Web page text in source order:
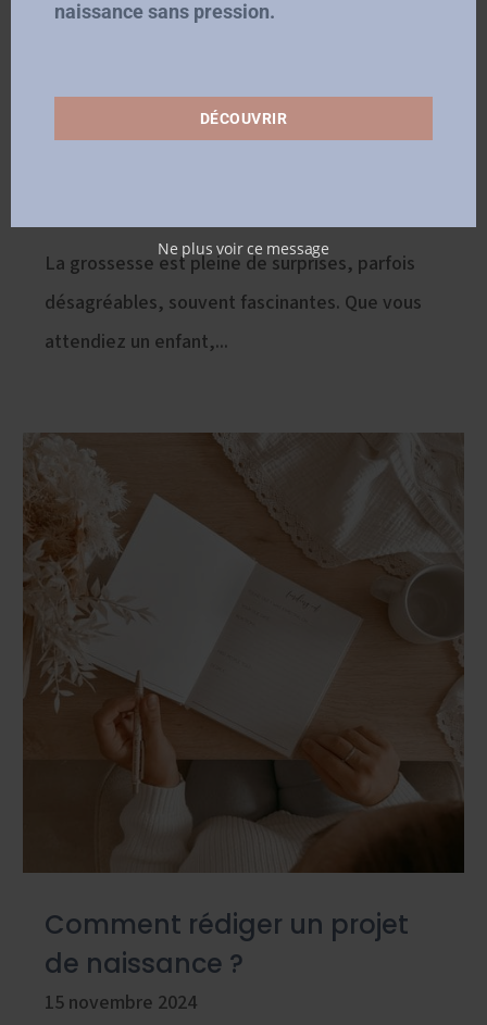
10 choses étonnantes qu’on
ne connaît pas sur la
La grossesse est pleine de surprises, parfois
désagréables, souvent fascinantes. Que vous
attendiez un enfant,...
Comment rédiger un projet
de naissance ?
15 novembre 2024
naissance sans pression.
DÉCOUVRIR
Ne plus voir ce message